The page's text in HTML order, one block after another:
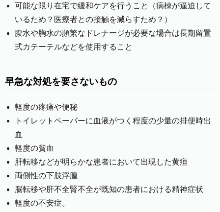
可能な限り在宅で緩和ケアを行うこと（病棟が逼迫して
いるため？医療者との接触を減らすため？）
腹水や胸水の頻繁なドレナージが必要な場合は長期留置
式カテーテルなどを使用すること
早急な対処を要さないもの
軽度の疼痛や便秘
トイレットペーパーに血液がつく程度の少量の排便時出
血
軽度の貧血
肝転移などが明らかな患者において出現した黄疸
両側性の下肢浮腫
脳転移や肝不全腎不全が既知の患者における精神症状
軽度の不安症。